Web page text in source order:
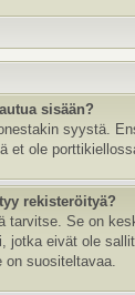
sisään?
syystä.
et ole
rekisteröityä?
tarvitse. Se on
jotka eivät ole
on suositeltavaa.